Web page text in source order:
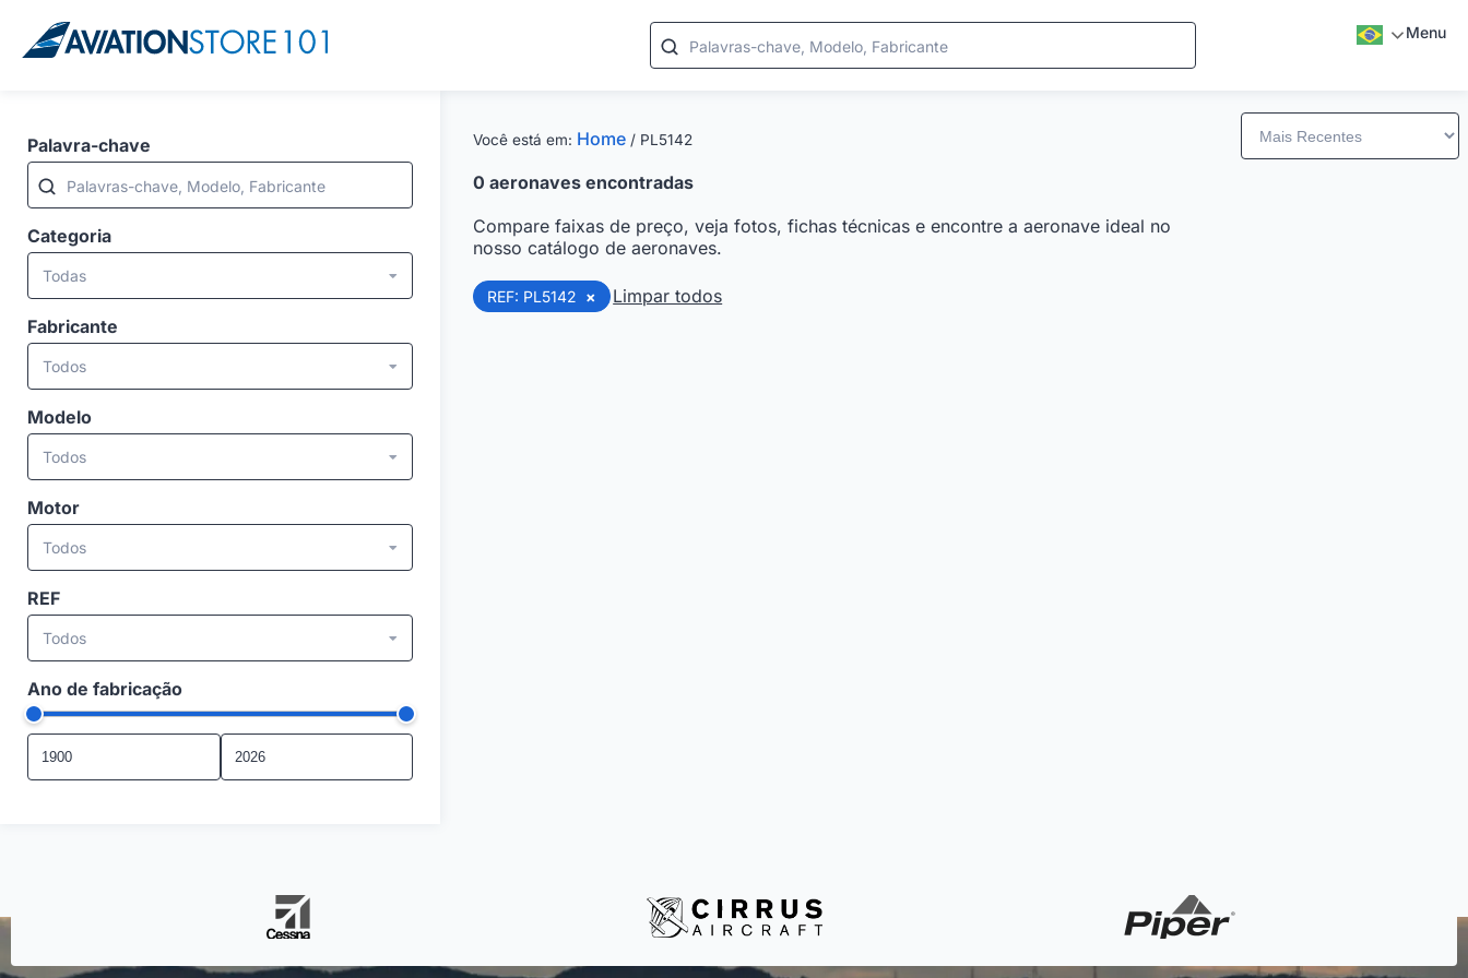
Palavras-chave, Modelo, Fabricante
Menu
Palavra-chave
Palavras-chave, Modelo, Fabricante
Categoria
Todas
Fabricante
Todos
Modelo
Todos
Motor
Todos
REF
Todos
Ano de fabricação
Você está em: Home / PL5142
0 aeronaves encontradas
Compare faixas de preço, veja fotos, fichas técnicas e encontre a aeronave ideal no
nosso catálogo de aeronaves.
REF: PL5142 × Limpar todos